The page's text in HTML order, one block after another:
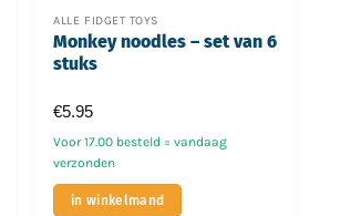
ALLE FIDGET TOYS
Monkey noodles – set van 6
stuks
Voor 17.00 besteld = vandaag
verzonden
€5.95
in winkelmand